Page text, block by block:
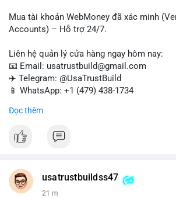
Mua tài khoản WebMoney đã xác minh
Accounts) – Hỗ trợ 24/7.
Liên hệ quản lý cửa hàng ngay hôm nay:
📧 Email: usatrustbuild@gmail.com
✈️ Telegram: @UsaTrustBuild
📱 WhatsApp: +1 (479) 438-1734
Tài khoản WebMoney xác minh sẵn sàng –
và chuyển tiền quốc tế.
#verifiedaccounts #onlinepayment
#trustbuild
Đọc thêm
usatrustbuildss47
21 m